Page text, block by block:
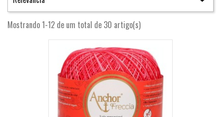
Mostrando 1-12 de um total de 30 artigo(s)